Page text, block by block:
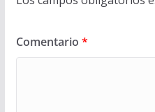
Comentario *